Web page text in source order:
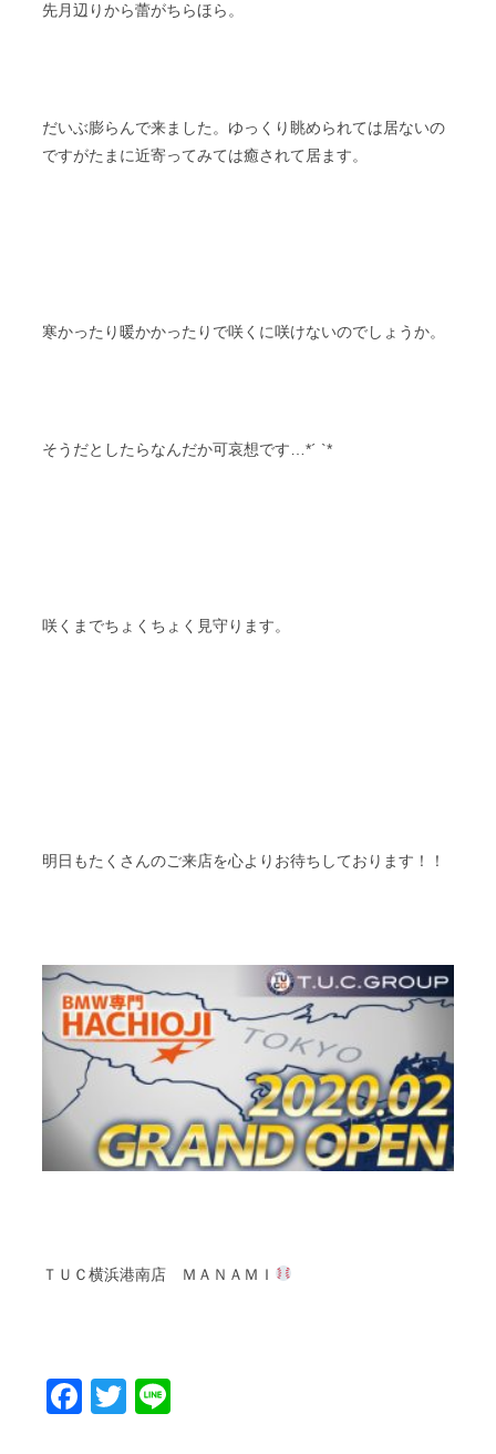
先月辺りから蕾がちらほら。
だいぶ膨らんで来ました。ゆっくり眺められては居ないの
ですがたまに近寄ってみては癒されて居ます。
寒かったり暖かかったりで咲くに咲けないのでしょうか。
そうだとしたらなんだか可哀想です…*´ `*
咲くまでちょくちょく見守ります。
明日もたくさんのご来店を心よりお待ちしております！！
ＴＵＣ横浜港南店 ＭＡＮＡＭＩ
Facebook
Twitter